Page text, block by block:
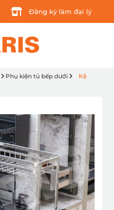
Đăng ký làm đại lý
Phụ kiện tủ bếp dưới
Kệ